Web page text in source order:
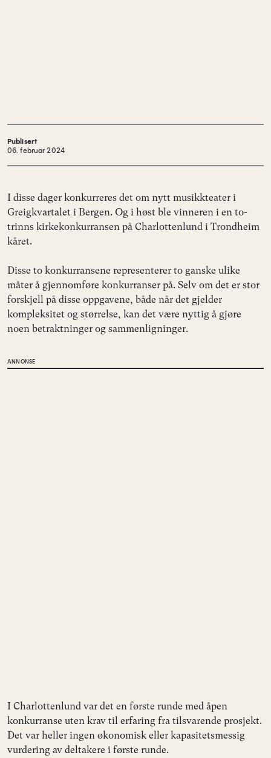
Publisert
06. februar 2024
I disse dager konkurreres det om nytt musikkteater i
Greigkvartalet i Bergen. Og i høst ble vinneren i en to-
trinns kirkekonkurransen på Charlottenlund i Trondheim
kåret.
Disse to konkurransene representerer to ganske ulike
måter å gjennomføre konkurranser på. Selv om det er stor
forskjell på disse oppgavene, både når det gjelder
kompleksitet og størrelse, kan det være nyttig å gjøre
noen betraktninger og sammenligninger.
ANNONSE
I Charlottenlund var det en første runde med åpen
konkurranse uten krav til erfaring fra tilsvarende prosjekt.
Det var heller ingen økonomisk eller kapasitetsmessig
vurdering av deltakere i første runde.